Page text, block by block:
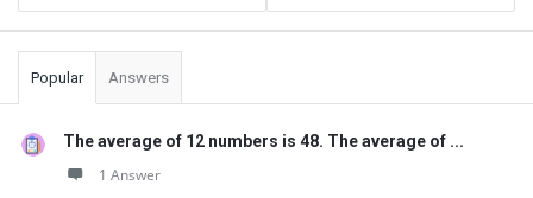
Popular Answers
The average of 12 numbers is 48. The average of ...
1 Answer